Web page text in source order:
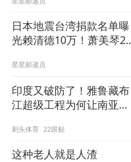
日本地震台湾捐款名单曝
光赖清德10万！萧美琴20
星星邮递员
印度又破防了！雅鲁藏布
江超级工程为何让南亚失
刺头体育 22跟贴
这种老人就是人渣